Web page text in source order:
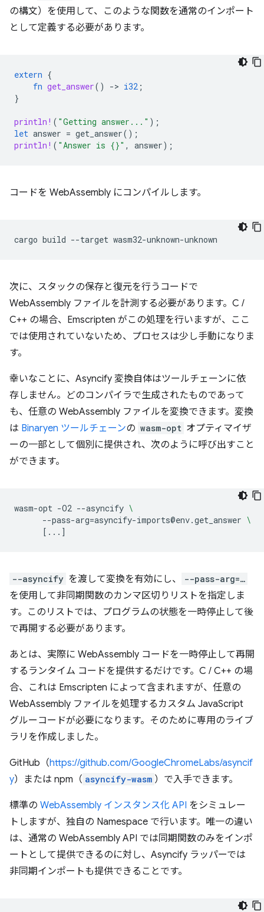
の構文）を使用して、このような関数を通常のインポート
として定義する必要があります。
extern {
fn get_answer() -> i32 ;
}
println! ( "Getting answer..." );
let answer = get_answer();
println! ( "Answer is {}" , answer);
コードを WebAssembly にコンパイルします。
cargo build --target
次に、スタックの保存と復元を行うコードで
WebAssembly ファイルを計測する必要があります。C /
C++ の場合、Emscripten がこの処理を行いますが、ここ
では使用されていないため、プロセスは少し手動になりま
す。
幸いなことに、Asyncify 変換自体はツールチェーンに依
存しません。どのコンパイラで生成されたものであって
も、任意の WebAssembly ファイルを変換できます。変換
は Binaryen ツールチェーンの wasm-opt オプティマイザ
ーの一部として個別に提供され、次のように呼び出すこと
ができます。
wasm-opt -O2 --asyncify \
--pass-arg=asyncify-imports@env.get_answer \
[ ... ]
--asyncify を渡して変換を有効にし、 --pass-arg=…
を使用して非同期関数のカンマ区切りリストを指定しま
す。このリストでは、プログラムの状態を一時停止して後
で再開する必要があります。
あとは、実際に WebAssembly コードを一時停止して再開
するランタイム コードを提供するだけです。C / C++ の場
合、これは Emscripten によって含まれますが、任意の
WebAssembly ファイルを処理するカスタム JavaScript
グルーコードが必要になります。そのために専用のライブ
ラリを作成しました。
GitHub（https://github.com/GoogleChromeLabs/asyncif
y）または npm（ asyncify-wasm ）で入手できます。
標準の WebAssembly インスタンス化 API をシミュレー
トしますが、独自の Namespace で行います。唯一の違い
は、通常の WebAssembly API では同期関数のみをインポ
ートとして提供できるのに対し、Asyncify ラッパーでは
非同期インポートも提供できることです。